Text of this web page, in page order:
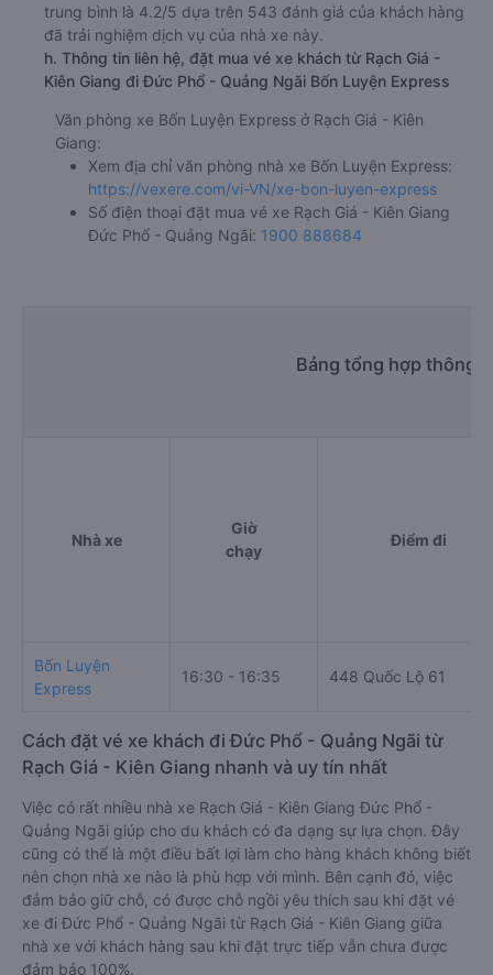
trung bình là 4.2/5 dựa trên 543 đánh giá của khách hàng
đã trải nghiệm dịch vụ của nhà xe này.
h. Thông tin liên hệ, đặt mua vé xe khách từ Rạch Giá -
Kiên Giang đi Đức Phổ - Quảng Ngãi Bốn Luyện Express
Văn phòng xe Bốn Luyện Express ở Rạch Giá - Kiên
Giang:
Xem địa chỉ văn phòng nhà xe Bốn Luyện Express:
https://vexere.com/vi-VN/xe-bon-luyen-express
Số điện thoại đặt mua vé xe Rạch Giá - Kiên Giang
Đức Phổ - Quảng Ngãi: 1900 888684
Bảng tổng hợp thông
Nhà xe
Giờ
chạy
Điểm đi
Bốn Luyện
Express
16:30 - 16:35 448 Quốc Lộ 61
Cách đặt vé xe khách đi Đức Phổ - Quảng Ngãi từ
Rạch Giá - Kiên Giang nhanh và uy tín nhất
Việc có rất nhiều nhà xe Rạch Giá - Kiên Giang Đức Phổ -
Quảng Ngãi giúp cho du khách có đa dạng sự lựa chọn. Đây
cũng có thể là một điều bất lợi làm cho hàng khách không biết
nên chọn nhà xe nào là phù hợp với mình. Bên cạnh đó, việc
đảm bảo giữ chỗ, có được chỗ ngồi yêu thích sau khi đặt vé
xe đi Đức Phổ - Quảng Ngãi từ Rạch Giá - Kiên Giang giữa
nhà xe với khách hàng sau khi đặt trực tiếp vẫn chưa được
đảm bảo 100%.